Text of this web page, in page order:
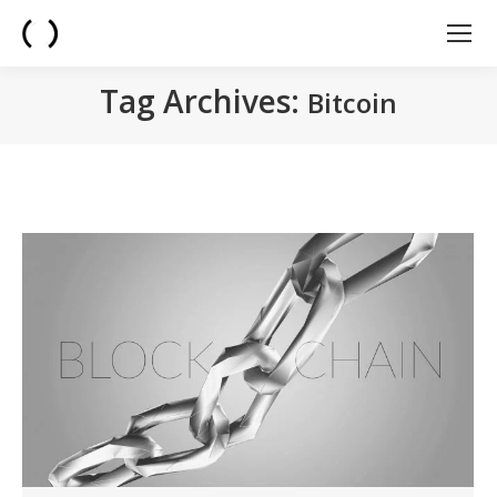
Tag Archives: Bitcoin